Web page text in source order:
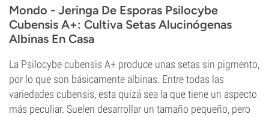
Mondo - Jeringa De Esporas Psilocybe
Cubensis A+: Cultiva Setas Alucinógenas
Albinas En Casa
La Psilocybe cubensis A+ produce unas setas sin pigmento,
por lo que son básicamente albinas. Entre todas las
variedades cubensis, esta quizá sea la que tiene un aspecto
más peculiar. Suelen desarrollar un tamaño pequeño, pero